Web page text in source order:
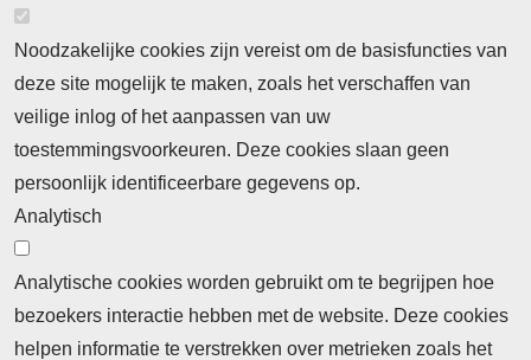
Noodzakelijke cookies zijn vereist om de basisfuncties van
deze site mogelijk te maken, zoals het verschaffen van
veilige inlog of het aanpassen van uw
toestemmingsvoorkeuren. Deze cookies slaan geen
persoonlijk identificeerbare gegevens op.
Analytisch
Analytische cookies worden gebruikt om te begrijpen hoe
bezoekers interactie hebben met de website. Deze cookies
helpen informatie te verstrekken over metrieken zoals het